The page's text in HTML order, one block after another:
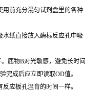
用前充分混匀试剂盒里的各种
水纸直接放入酶标反应孔中吸
底物B对光敏感，避免长时间
完成后应立即读取OD值。
应板孔温育的时间一样。